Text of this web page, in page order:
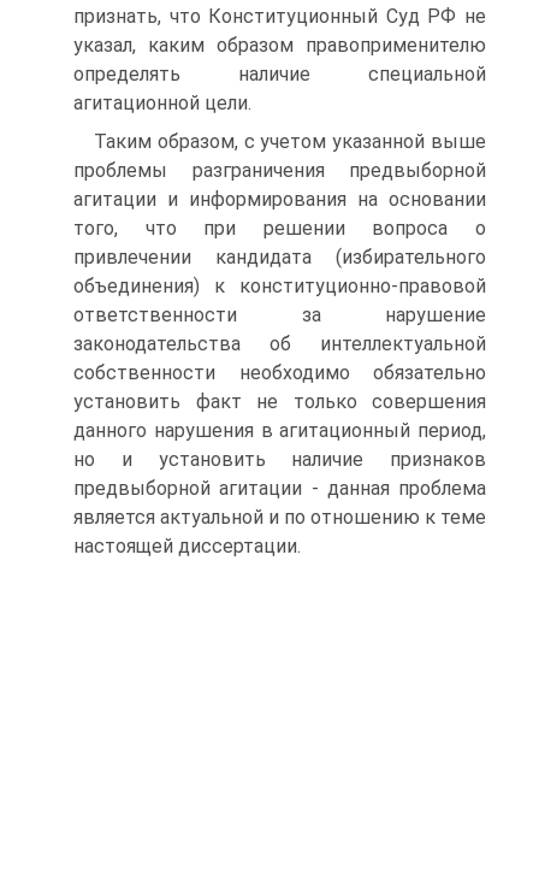
признать, что Конституционный Суд РФ не
указал, каким образом правоприменителю
определять наличие специальной
агитационной цели.
Таким образом, с учетом указанной выше
проблемы разграничения предвыборной
агитации и информирования на основании
того, что при решении вопроса о
привлечении кандидата (избирательного
объединения) к конституционно-правовой
ответственности за нарушение
законодательства об интеллектуальной
собственности необходимо обязательно
установить факт не только совершения
данного нарушения в агитационный период,
но и установить наличие признаков
предвыборной агитации - данная проблема
является актуальной и по отношению к теме
настоящей диссертации.